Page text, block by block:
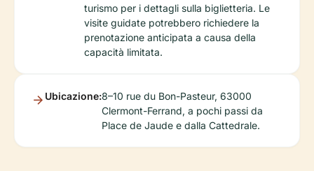
turismo per i dettagli sulla biglietteria. Le
visite guidate potrebbero richiedere la
prenotazione anticipata a causa della
capacità limitata.
Ubicazione:8–10 rue du Bon-Pasteur, 63000
Clermont-Ferrand, a pochi passi da
Place de Jaude e dalla Cattedrale.